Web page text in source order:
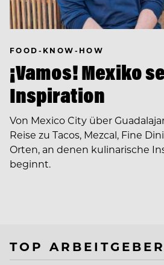
FOOD-KNOW-HOW
¡Vamos! Mexiko
Inspiration
Von Mexico City über
Reise zu Tacos, Mezcal, Fine
Orten, an denen kulinarische
beginnt.
TOP ARBEITGEBER